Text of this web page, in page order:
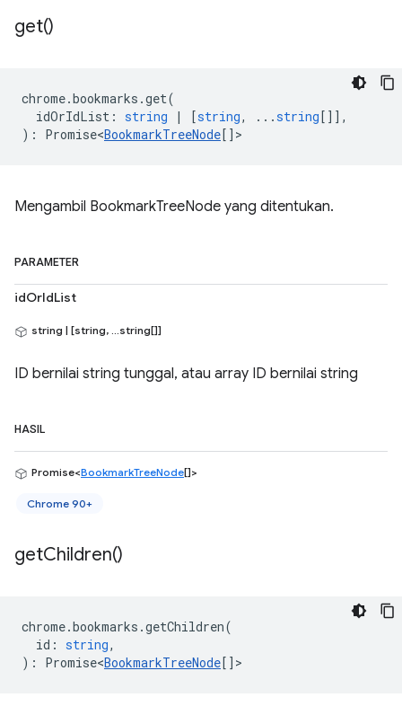
get()
chrome.bookmarks .get(
idOrIdList : string | [string, ...string []],
) : Promise<BookmarkTreeNode [] >
Mengambil BookmarkTreeNode yang ditentukan.
PARAMETER
idOrIdList
string | [string, ...string[]]
ID bernilai string tunggal, atau array ID bernilai string
HASIL
Promise<BookmarkTreeNode[]>
Chrome 90+
getChildren()
chrome.bookmarks .getChildren(
id : string,
) : Promise<BookmarkTreeNode [] >